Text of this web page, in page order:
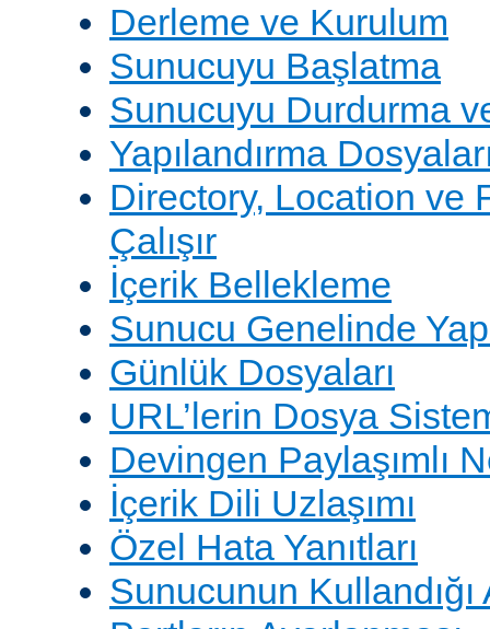
Derleme ve Kurulum
Sunucuyu Başlatma
Sunucuyu Durdurma
Yapılandırma
Directory, Location ve
Çalışır
İçerik Bellekleme
Sunucu Genelinde
Günlük Dosyaları
URL’lerin Dosya
Devingen Paylaşımlı
İçerik Dili Uzlaşımı
Özel Hata Yanıtları
Sunucunun